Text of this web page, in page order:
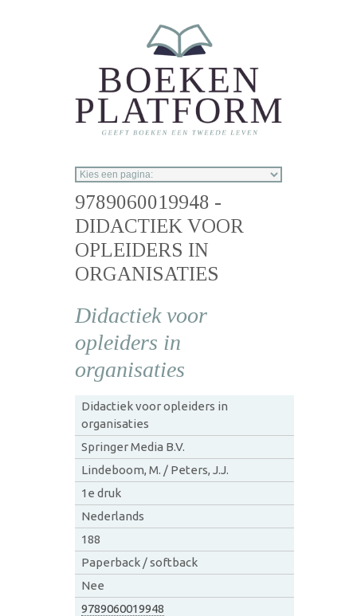
9789060019948 -
DIDACTIEK VOOR
OPLEIDERS IN
ORGANISATIES
Didactiek voor
opleiders in
organisaties
Didactiek voor opleiders in
organisaties
Springer Media B.V.
Lindeboom, M. / Peters, J.J.
1e druk
Nederlands
188
Paperback / softback
Nee
9789060019948